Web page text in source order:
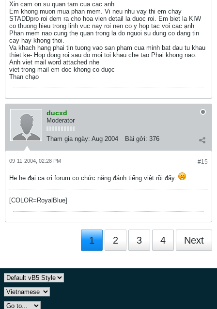
Xin cam on su quan tam cua cac ạnh
Em khong muon mua phan mem. Vi neu nhu vay thi em chay
STADDpro roi dem ra cho hoa vien detail la duoc roi. Em biet la KIW
co thuong hieu trong linh vuc nay roi nen co y hop tac voi cac ạnh
Phan mem nao cung thẹ quan trong la do nguoi su dung co dang tin
cay hay khong thoi.
Va khach hang phai tin tuong vao san pham cua minh bat dau tu khau
thiet ke- Hop dong roi sau do moi toi khau che tạo Phai khong nao.
Anh viet mail word attached nhe
viet trong mail em doc khong co duọc
Than chạo
ducxd
Moderator
Tham gia ngày: Aug 2004 Bài gởi: 376
#15
09-11-2004, 02:28 PM
He he đại ca ơi forum co chức năng đánh tiếng việt rồi đấy.
[COLOR=RoyalBlue]
1 2 3 4 Next